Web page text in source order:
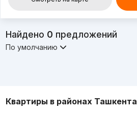
Найдено 0 предложений
По умолчанию
Квартиры в районах Ташкента